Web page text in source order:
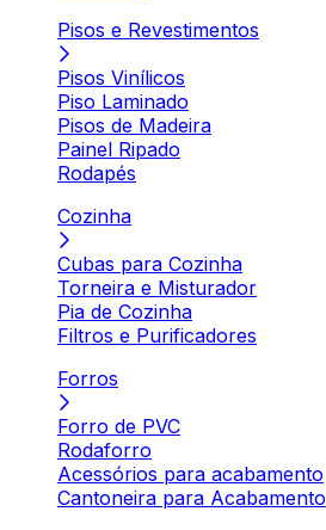
Pisos e Revestimentos
Pisos Vinílicos
Piso Laminado
Pisos de Madeira
Painel Ripado
Rodapés
Cozinha
Cubas para Cozinha
Torneira e Misturador
Pia de Cozinha
Filtros e Purificadores
Forros
Forro de PVC
Rodaforro
Acessórios para acabamento
Cantoneira para Acabamento